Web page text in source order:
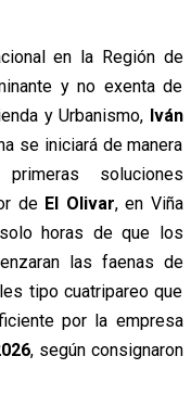
en la Región de
y no exenta de
y Urbanismo, Iván
se iniciará de manera
soluciones
de El Olivar, en Viña
horas de que los
las faenas de
tipo cuatripareo que
por la empresa
, según consignaron